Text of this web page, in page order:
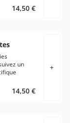
14,50 €
un
votre
14,50 €
+